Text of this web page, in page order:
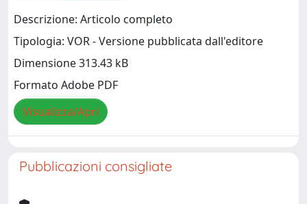
Descrizione: Articolo completo
Tipologia: VOR - Versione pubblicata dall'editore
Dimensione 313.43 kB
Formato Adobe PDF
Visualizza/Apri
Pubblicazioni consigliate